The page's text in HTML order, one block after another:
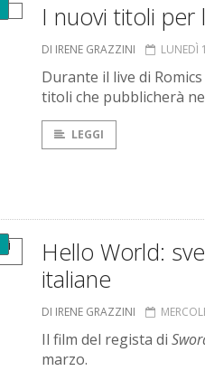
I nuovi titoli per
DI IRENE GRAZZINI LUNEDÌ
Durante il live di
titoli che pubblicherà
LEGGI
Hello World:
italiane
DI IRENE GRAZZINI
Il film del regista di
marzo.